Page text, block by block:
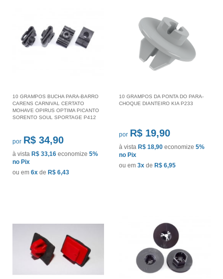
10 GRAMPOS BUCHA PARA-BARRO
CARENS CARNIVAL CERTATO
MOHAVE OPIRUS OPTIMA PICANTO
SORENTO SOUL SPORTAGE P412
por R$ 34,90
à vista R$ 33,16 economize 5%
no Pix
ou em 6x de R$ 6,43
10 GRAMPOS DA PONTA DO PARA-
CHOQUE DIANTEIRO KIA P233
por R$ 19,90
à vista R$ 18,90 economize 5%
no Pix
ou em 3x de R$ 6,95